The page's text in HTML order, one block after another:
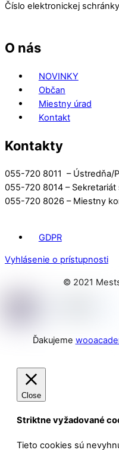
Číslo elektronickej
O nás
NOVINKY
Občan
Miestny úrad
Kontakt
Kontakty
055-720 8011 – Ústredňa/
055-720 8014 – Sekretariát
055-720 8026 – Miestny
GDPR
Vyhlásenie o prístupnosti
© 2021
Ďakujeme
Close
Striktne vyžadované
Tieto cookies sú